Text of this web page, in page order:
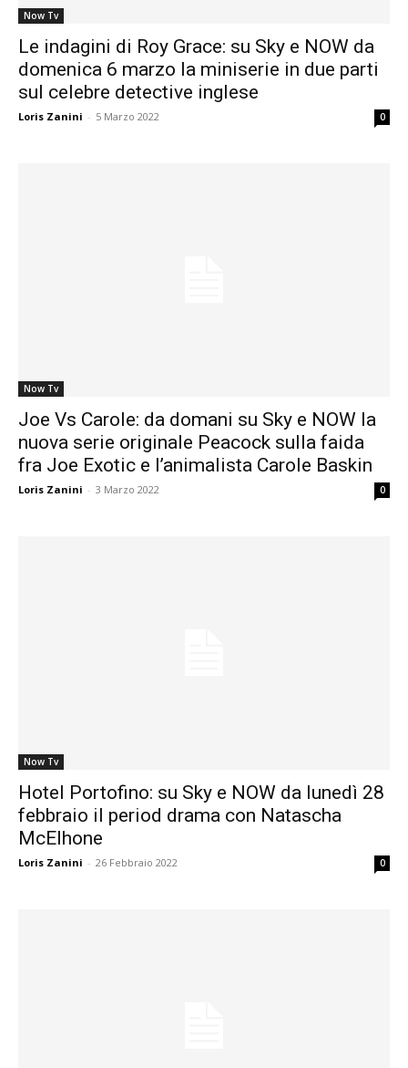
Now Tv
Le indagini di Roy Grace: su Sky e NOW da
domenica 6 marzo la miniserie in due parti
sul celebre detective inglese
Loris Zanini - 5 Marzo 2022 0
Now Tv
Joe Vs Carole: da domani su Sky e NOW la
nuova serie originale Peacock sulla faida
fra Joe Exotic e l’animalista Carole Baskin
Loris Zanini - 3 Marzo 2022 0
Now Tv
Hotel Portofino: su Sky e NOW da lunedì 28
febbraio il period drama con Natascha
McElhone
Loris Zanini - 26 Febbraio 2022 0